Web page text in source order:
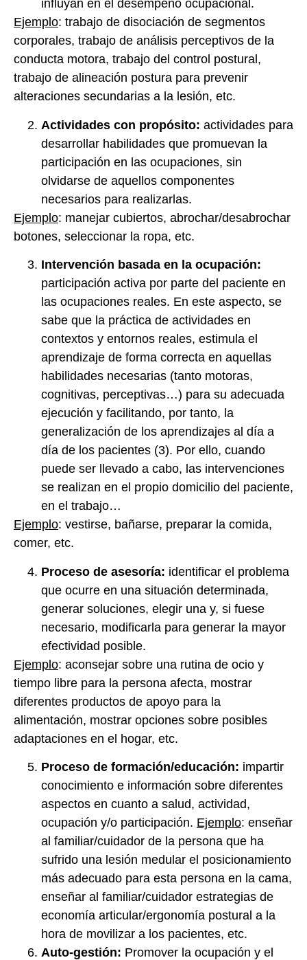
influyan en el desempeño ocupacional.
Ejemplo: trabajo de disociación de segmentos
corporales, trabajo de análisis perceptivos de la
conducta motora, trabajo del control postural,
trabajo de alineación postura para prevenir
alteraciones secundarias a la lesión, etc.
Actividades con propósito: actividades para
desarrollar habilidades que promuevan la
participación en las ocupaciones, sin
olvidarse de aquellos componentes
necesarios para realizarlas.
Ejemplo: manejar cubiertos, abrochar/desabrochar
botones, seleccionar la ropa, etc.
Intervención basada en la ocupación:
participación activa por parte del paciente en
las ocupaciones reales. En este aspecto, se
sabe que la práctica de actividades en
contextos y entornos reales, estimula el
aprendizaje de forma correcta en aquellas
habilidades necesarias (tanto motoras,
cognitivas, perceptivas…) para su adecuada
ejecución y facilitando, por tanto, la
generalización de los aprendizajes al día a
día de los pacientes (3). Por ello, cuando
puede ser llevado a cabo, las intervenciones
se realizan en el propio domicilio del paciente,
en el trabajo…
Ejemplo: vestirse, bañarse, preparar la comida,
comer, etc.
Proceso de asesoría: identificar el problema
que ocurre en una situación determinada,
generar soluciones, elegir una y, si fuese
necesario, modificarla para generar la mayor
efectividad posible.
Ejemplo: aconsejar sobre una rutina de ocio y
tiempo libre para la persona afecta, mostrar
diferentes productos de apoyo para la
alimentación, mostrar opciones sobre posibles
adaptaciones en el hogar, etc.
Proceso de formación/educación: impartir
conocimiento e información sobre diferentes
aspectos en cuanto a salud, actividad,
ocupación y/o participación. Ejemplo: enseñar
al familiar/cuidador de la persona que ha
sufrido una lesión medular el posicionamiento
más adecuado para esta persona en la cama,
enseñar al familiar/cuidador estrategias de
economía articular/ergonomía postural a la
hora de movilizar a los pacientes, etc.
Auto-gestión: Promover la ocupación y el